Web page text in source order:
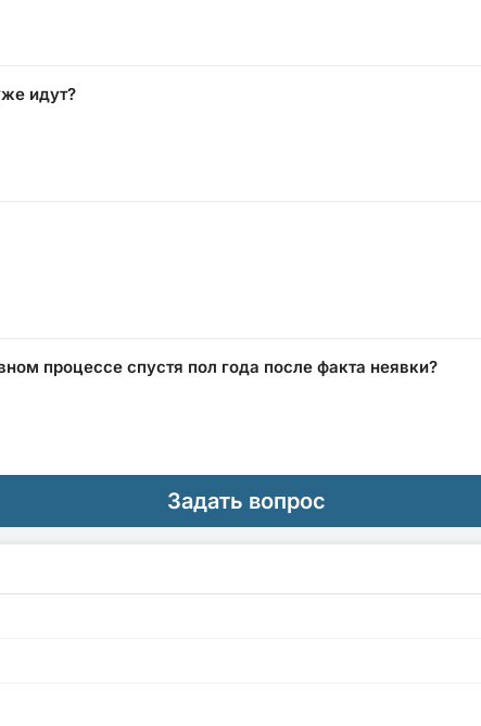
идут?
процессе спустя пол года после факта неявки?
Задать вопрос